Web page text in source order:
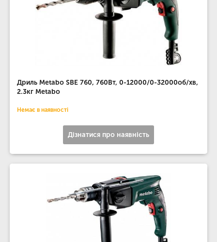
Дриль Metabo SBE 760, 760Вт, 0-12000/0-32000об/хв,
2.3кг Metabo
Немає в наявності
Дізнатися про наявність